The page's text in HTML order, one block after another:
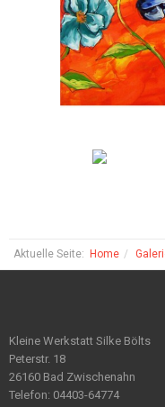
Aktuelle Seite: Home
Kleine Werkstatt Silke Bölts
Peterstr. 18
26160 Bad Zwischenahn
Telefon: 04403-64774